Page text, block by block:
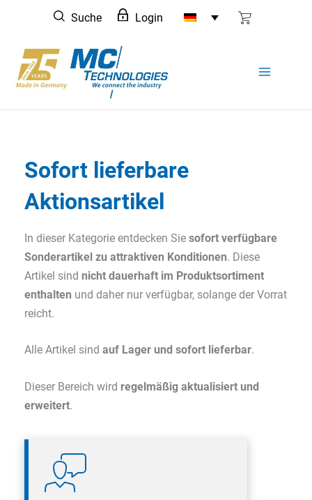
springen
Suche Login
Sofort lieferbare
Aktionsartikel
In dieser Kategorie entdecken Sie sofort verfügbare
Sonderartikel zu attraktiven Konditionen. Diese
Artikel sind nicht dauerhaft im Produktsortiment
enthalten und daher nur verfügbar, solange der Vorrat
reicht.
Alle Artikel sind auf Lager und sofort lieferbar.
Dieser Bereich wird regelmäßig aktualisiert und
erweitert.